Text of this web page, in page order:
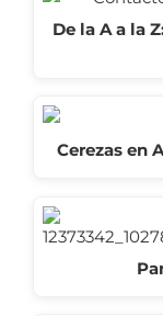
De la A a la
Cerezas en